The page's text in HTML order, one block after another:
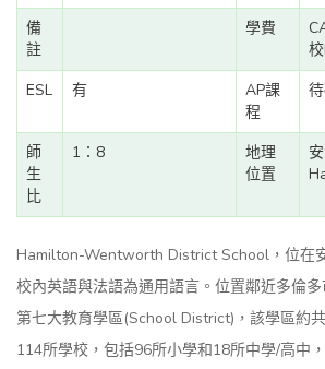
備
註
學費
ESL
有
AP課
程
師
生
比
1：8
地理
位置
Hamilton-Wentworth District School，位在
校內英語與法語為通用語言。位置鄰近多倫
第七大教育學區(School District)，該學區約
114所學校，包括96所小學和18所中學/高中